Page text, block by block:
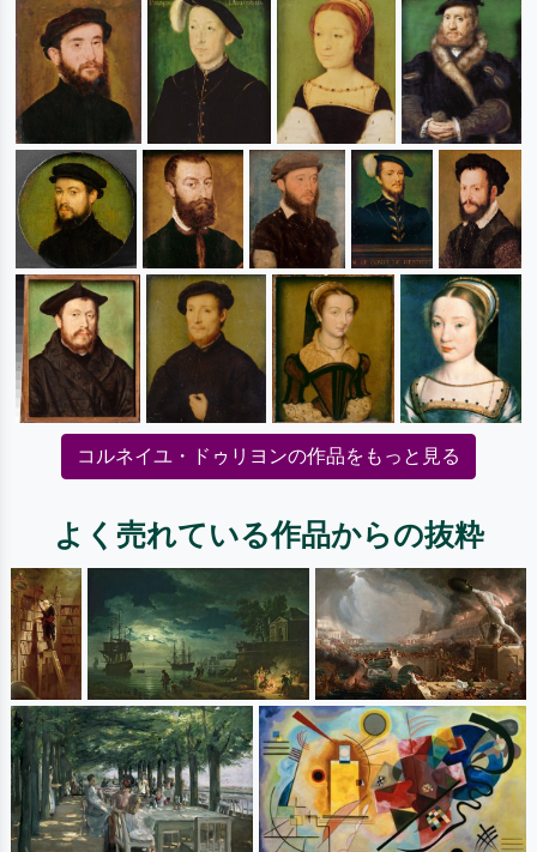
コルネイユ・ドゥリヨンの作品をもっと見る
よく売れている作品からの抜粋